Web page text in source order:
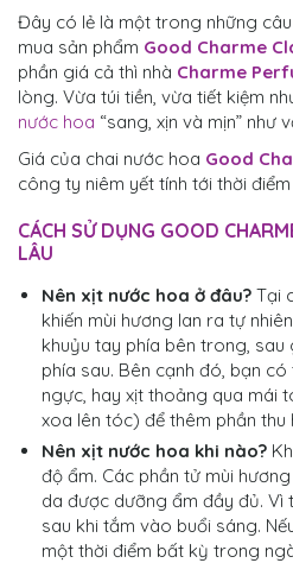
Đây có lẻ là một trong những
mua sản phẩm Good Charme
phần giá cả thì nhà Charme
lòng. Vừa túi tiền, vừa tiết kiệm
nước hoa “sang, xịn và mịn” như
Giá của chai nước hoa Good
công ty niêm yết tính tới thời điểm
CÁCH SỬ DỤNG GOOD
LÂU
Nên xịt nước hoa ở đâu? Tại
khiến mùi hương lan ra tự
khuỷu tay phía bên trong, sau
phía sau. Bên cạnh đó, bạn
ngực, hay xịt thoảng qua mái
xoa lên tóc) để thêm phần thu
Nên xịt nước hoa khi nào?
độ ẩm. Các phần tử mùi
da được dưỡng ẩm đầy đủ. Vì
sau khi tắm vào buổi sáng.
một thời điểm bất kỳ trong